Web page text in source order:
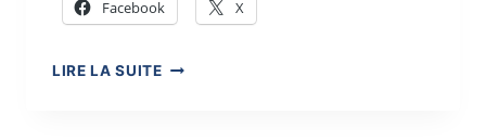
Facebook X
LIRE LA SUITE}